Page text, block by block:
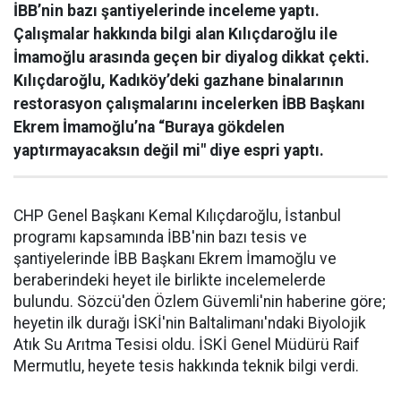
İBB’nin bazı şantiyelerinde inceleme yaptı.
Çalışmalar hakkında bilgi alan Kılıçdaroğlu ile
İmamoğlu arasında geçen bir diyalog dikkat çekti.
Kılıçdaroğlu, Kadıköy’deki gazhane binalarının
restorasyon çalışmalarını incelerken İBB Başkanı
Ekrem İmamoğlu’na “Buraya gökdelen
yaptırmayacaksın değil mi" diye espri yaptı.
CHP Genel Başkanı Kemal Kılıçdaroğlu, İstanbul
programı kapsamında İBB'nin bazı tesis ve
şantiyelerinde İBB Başkanı Ekrem İmamoğlu ve
beraberindeki heyet ile birlikte incelemelerde
bulundu. Sözcü'den Özlem Güvemli'nin haberine göre;
heyetin ilk durağı İSKİ'nin Baltalimanı'ndaki Biyolojik
Atık Su Arıtma Tesisi oldu. İSKİ Genel Müdürü Raif
Mermutlu, heyete tesis hakkında teknik bilgi verdi.